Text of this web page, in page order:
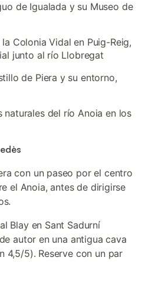
de Igualada y su Museo de
Colonia Vidal en Puig-Reig,
junto al río Llobregat
de Piera y su entorno,
naturales del río Anoia en los
con un paseo por el centro
el Anoia, antes de dirigirse
Blay en Sant Sadurní
autor en una antigua cava
4,5/5). Reserve con un par